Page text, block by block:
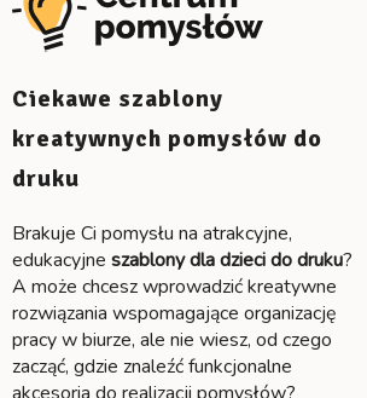
Ciekawe szablony
kreatywnych pomysłów do
druku
Brakuje Ci pomysłu na atrakcyjne,
edukacyjne szablony dla dzieci do druku?
A może chcesz wprowadzić kreatywne
rozwiązania wspomagające organizację
pracy w biurze, ale nie wiesz, od czego
zacząć, gdzie znaleźć funkcjonalne